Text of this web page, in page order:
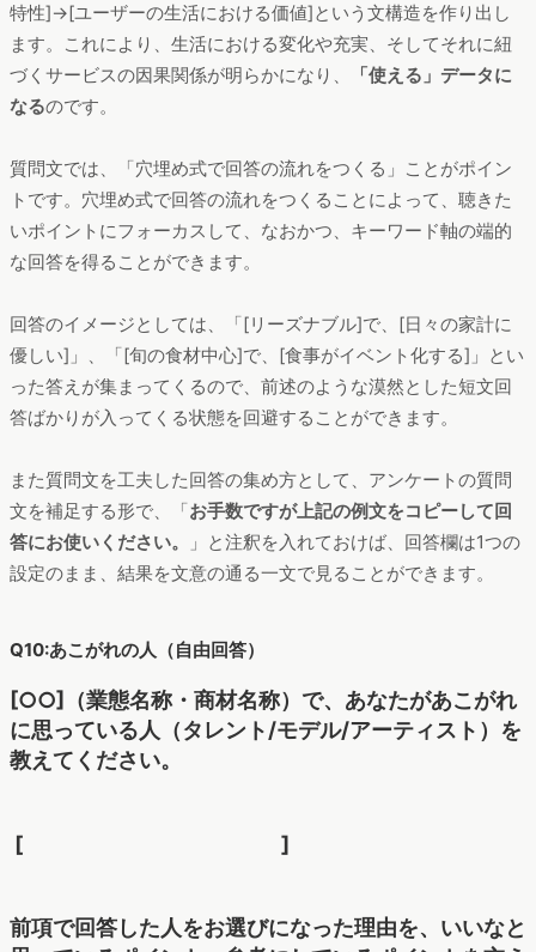
特性]→[ユーザーの生活における価値]という文構造を作り出し
ます。これにより、生活における変化や充実、そしてそれに紐
づくサービスの因果関係が明らかになり、
「使える」データに
なるのです。
質問文では、「穴埋め式で回答の流れをつくる」ことがポイン
トです。穴埋め式で回答の流れをつくることによって、聴きた
いポイントにフォーカスして、なおかつ、キーワード軸の端的
な回答を得ることができます。
回答のイメージとしては、「[リーズナブル]で、[日々の家計に
優しい]」、「[旬の食材中心]で、[食事がイベント化する]」とい
った答えが集まってくるので、前述のような漠然とした短文回
答ばかりが入ってくる状態を回避することができます。
また質問文を工夫した回答の集め方として、アンケートの質問
文を補足する形で、「お手数ですが上記の例文をコピーして回
答にお使いください。
」と注釈を入れておけば、回答欄は1つの
設定のまま、結果を文意の通る一文で見ることができます。
Q10:あこがれの人（自由回答）
[○○]（業態名称・商材名称）で、あなたがあこがれ
に思っている人（タレント/モデル/アーティスト）を
教えてください。
[ ]
前項で回答した人をお選びになった理由を、いいなと